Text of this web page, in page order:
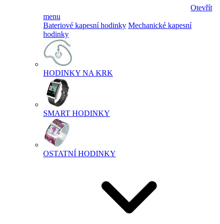
Otevřít
menu
Bateriové kapesní hodinky Mechanické kapesní
hodinky
HODINKY NA KRK
SMART HODINKY
OSTATNÍ HODINKY